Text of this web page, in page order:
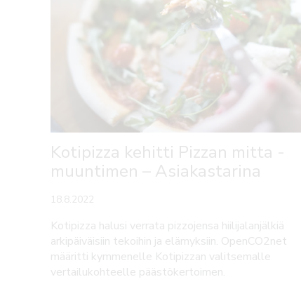
Kotipizza kehitti Pizzan mitta -
muuntimen – Asiakastarina
18.8.2022
Kotipizza halusi verrata pizzojensa hiilijalanjälkiä
arkipäiväisiin tekoihin ja elämyksiin. OpenCO2net
määritti kymmenelle Kotipizzan valitsemalle
vertailukohteelle päästökertoimen.